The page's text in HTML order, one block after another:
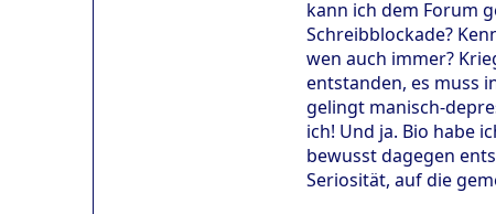
kann ich dem Forum
Schreibblockade?
wen auch immer?
entstanden, es muss
gelingt manisch-
ich! Und ja. Bio habe
bewusst dagegen
Seriosität, auf die